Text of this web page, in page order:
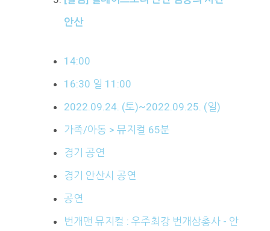
안산
14:00
16:30 일 11:00
2022.09.24. (토)~2022.09.25. (일)
가족/아동 > 뮤지컬 65분
경기 공연
경기 안산시 공연
공연
번개맨 뮤지컬 : 우주최강 번개삼총사 - 안